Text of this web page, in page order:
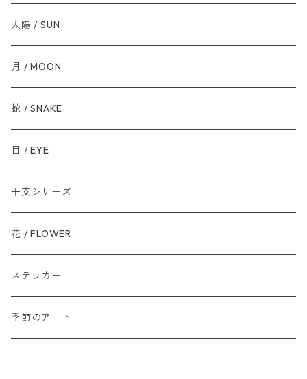
太陽 / SUN
月 / MOON
蛇 / SNAKE
目 / EYE
干支シリーズ
花 / FLOWER
ステッカー
季節のアート